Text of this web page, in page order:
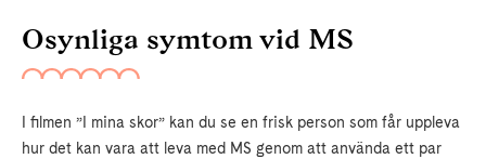
Osynliga symtom vid MS
I filmen ”I mina skor” kan du se en frisk person som får uppleva
hur det kan vara att leva med MS genom att använda ett par